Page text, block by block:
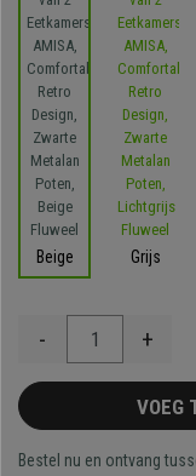
Beige Grijs
- +
VOEG
Bestel nu en ontvang